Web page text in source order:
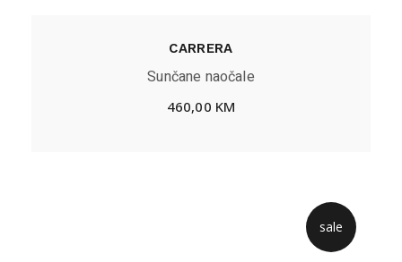
CARRERA
Sunčane naočale
460,00 KM
sale